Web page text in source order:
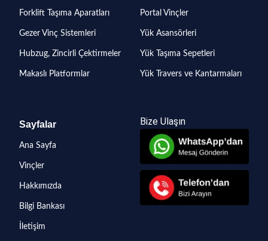
Forklift Taşıma Aparatları
Gezer Vinç Sistemleri
Hubzug, Zincirli Çektirmeler
Makaslı Platformlar
Portal Vinçler
Yük Asansörleri
Yük Taşıma Sepetleri
Yük Travers ve Kantarmaları
Sayfalar
Ana Sayfa
Vinçler
Hakkımızda
Bilgi Bankası
İletişim
Bize Ulaşın